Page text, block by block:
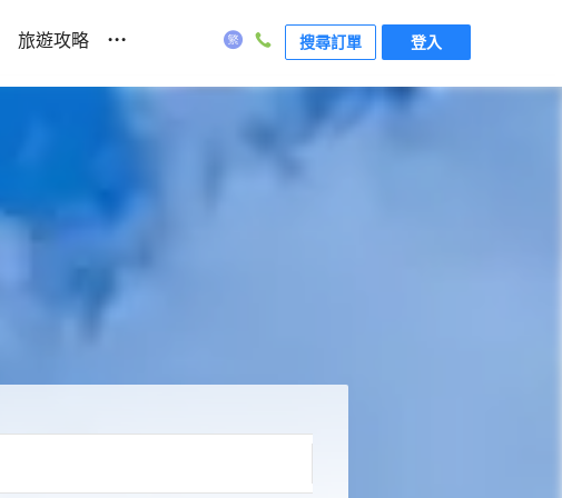
旅遊攻略 ... 搜尋訂單 登入